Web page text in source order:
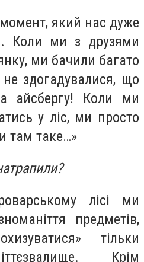
який нас дуже
Коли ми з друзями
ми бачили багато
здогадувалися, що
айсбергу! Коли ми
у ліс, ми просто
там таке…»
лісі ми
предметів,
тільки
Крім